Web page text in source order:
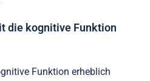
die kognitive Funktion
Funktion erheblich